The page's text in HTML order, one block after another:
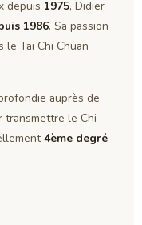
depuis 1975, Didier
1986. Sa passion
Tai Chi Chuan
auprès de
transmettre le Chi
4ème degré